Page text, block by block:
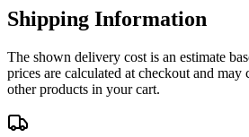
Shipping Information
The shown delivery cost is an estimate
prices are calculated at checkout and may
other products in your cart.